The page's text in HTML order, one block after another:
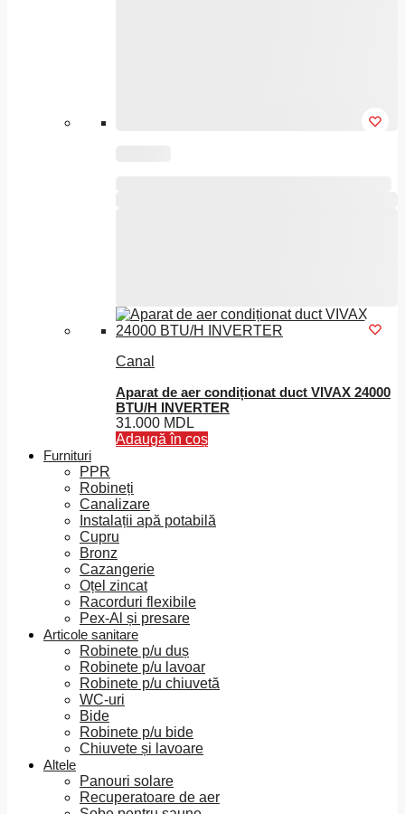
Acest
produs
mai
variații.
Opțiunile
pot
fi
pagina
produsului.
Canal
Aparat de aer condiționat duct VIVAX 24000
BTU/H INVERTER
31.000 MDL
Adaugă în coș
Furnituri
PPR
Robineți
Canalizare
Instalații apă potabilă
Cupru
Bronz
Cazangerie
Oțel zincat
Racorduri flexibile
Pex-Al și presare
Articole sanitare
Robinete p/u duș
Robinete p/u lavoar
Robinete p/u chiuvetă
WC-uri
Bide
Robinete p/u bide
Chiuvete și lavoare
Altele
Panouri solare
Recuperatoare de aer